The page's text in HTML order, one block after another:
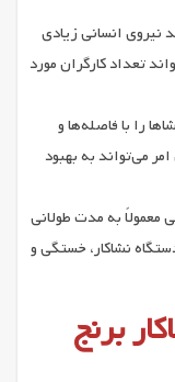
نیروی انسانی زیادی
تعداد کارگران مورد
را با فاصله‌ها و
می‌تواند به بهبود
معمولاً به مدت طولانی
نشاکار، خستگی و
برنج